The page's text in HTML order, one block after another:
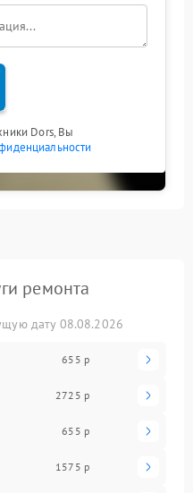
Dors, Вы
ремонта
дату 08.08.2026
655 р
2725 р
655 р
1575 р